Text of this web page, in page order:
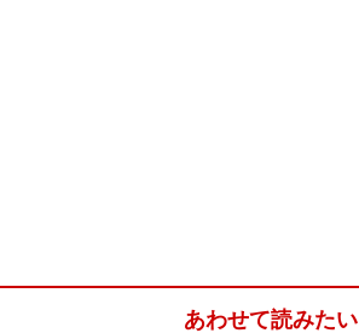
牛乳
あわせて読みたい